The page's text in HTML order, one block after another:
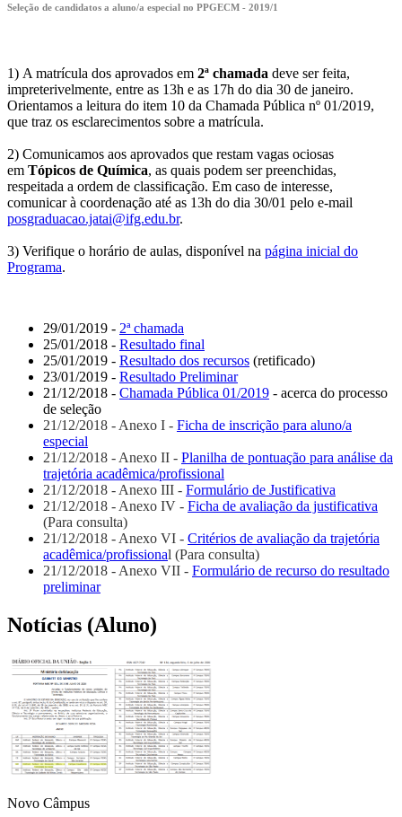
Seleção de candidatos a aluno/a especial no PPGECM - 2019/1
1) A matrícula dos aprovados em 2ª chamada deve ser feita,
impreterivelmente, entre as 13h e as 17h do dia 30 de janeiro.
Orientamos a leitura do item 10 da Chamada Pública nº 01/2019,
que traz os esclarecimentos sobre a matrícula.
2) Comunicamos aos aprovados que restam vagas ociosas
em Tópicos de Química, as quais podem ser preenchidas,
respeitada a ordem de classificação. Em caso de interesse,
comunicar à coordenação até as 13h do dia 30/01 pelo e-mail
posgraduacao.jatai@ifg.edu.br.
3) Verifique o horário de aulas, disponível na página inicial do
Programa.
29/01/2019 - 2ª chamada
25/01/2018 - Resultado final
25/01/2019 - Resultado dos recursos (retificado)
23/01/2019 - Resultado Preliminar
21/12/2018 - Chamada Pública 01/2019 - acerca do processo
de seleção
21/12/2018 - Anexo I - Ficha de inscrição para aluno/a
especial
21/12/2018 - Anexo II - Planilha de pontuação para análise da
trajetória acadêmica/profissional
21/12/2018 - Anexo III - Formulário de Justificativa
21/12/2018 - Anexo IV - Ficha de avaliação da justificativa
(Para consulta)
21/12/2018 - Anexo VI - Critérios de avaliação da trajetória
acadêmica/profissional (Para consulta)
21/12/2018 - Anexo VII - Formulário de recurso do resultado
preliminar
Notícias (Aluno)
Novo Câmpus